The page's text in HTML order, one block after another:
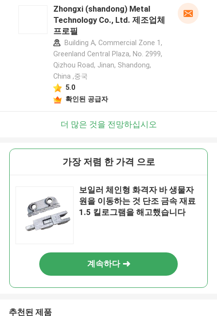
Zhongxi (shandong) Metal
Technology Co., Ltd. 제조업체
프로필
Building A, Commercial Zone 1,
Greenland Central Plaza, No. 2999,
Qizhou Road, Jinan, Shandong,
China ,중국
5.0
확인된 공급자
더 많은 것을 전망하십시오
가장 저렴 한 가격 으로
보일러 체인형 화격자 바 생물자
원을 이동하는 것 단조 금속 재료
1.5 킬로그램을 해고했습니다
계속하다
추천된 제품